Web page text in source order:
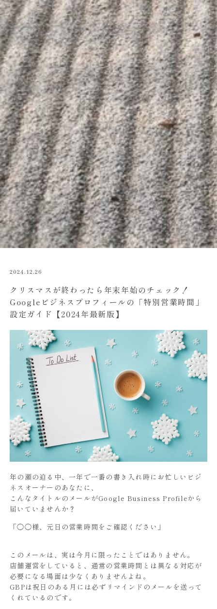
2024.12.26
クリスマスが終わったら年末年始のチェック！
Googleビジネスプロフィールの「特別営業時間」
設定ガイド【2024年最新版】
年の瀬の迫る中、一年で一番の書き入れ時にお忙しいビジ
ネスオーナーのあなたに、
こんなタイトルのメールがGoogle Business Profileから
届いていませんか？
「◯◯様、元日の営業時間をご確認ください」
このメールは、実は今月に限ったことではありません。
店舗運営をしていると、通常の営業時間とは異なる対応が
必要になる場面は少なくありませんよね。
GBPは祝日のある月には必ずリマインドのメールを送って
くれているのです。